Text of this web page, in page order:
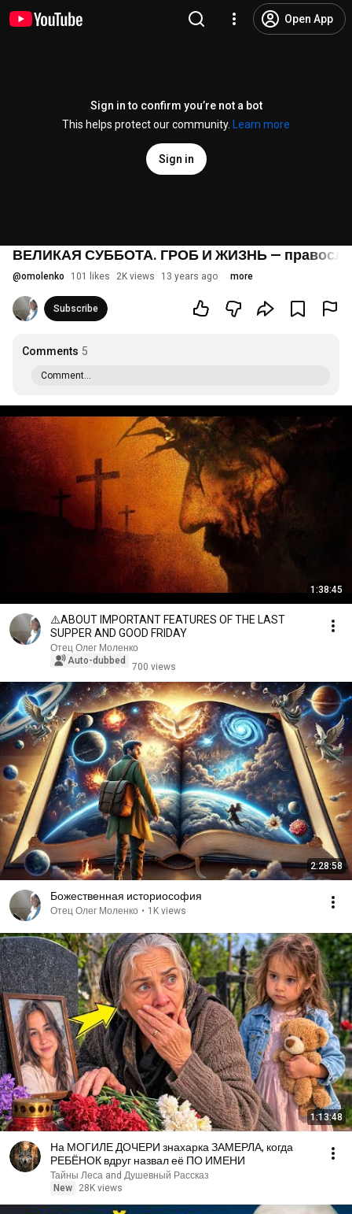
Open App
Sign in to confirm you’re not a bot
This helps protect our community.
Learn more
Sign in
ВЕЛИКАЯ СУББОТА. ГРОБ И ЖИЗНЬ —
@omolenko 101 likes 2K views 13 years ago more
Subscribe
Comments 5
Comment...
1:38:45
⚠️ABOUT IMPORTANT FEATURES OF THE LAST
SUPPER AND GOOD FRIDAY
Отец Олег Моленко
Auto-dubbed
700 views
2:28:58
Божественная историософия
Отец Олег Моленко • 1K views
1:13:48
На МОГИЛЕ ДОЧЕРИ знахарка ЗАМЕРЛА, когда
РЕБЁНОК вдруг назвал её ПО ИМЕНИ
Тайны Леса and Душевный Рассказ
New
28K views